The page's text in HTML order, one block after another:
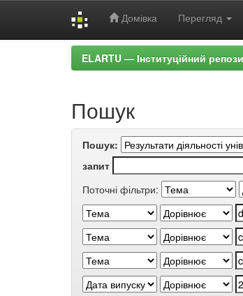
Домівка Перегляд
ELARTU — Інституційний
Пошук
Пошук:
запит
Поточні фільтри: